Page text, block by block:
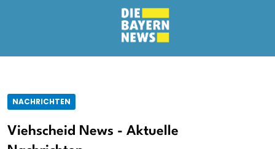
NACHRICHTEN
Viehscheid News - Aktuelle